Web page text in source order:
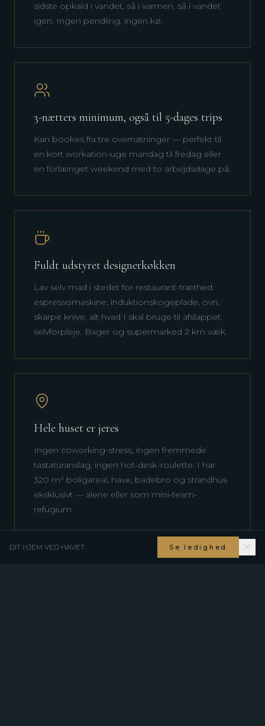
sidste opkald i vandet, så i varmen, så i vandet
igen. Ingen pendling, ingen kø.
3-nætters minimum, også til 5-dages trips
Kan bookes fra tre overnatninger — perfekt til
en kort workation-uge mandag til fredag eller
en forlænget weekend med to arbejdsdage på.
Fuldt udstyret designerkøkken
Lav selv mad i stedet for restaurant-træthed:
espressomaskine, induktionskogeplade, ovn,
skarpe knive, alt hvad I skal bruge til afslappet
selvforpleje. Bager og supermarked 2 km væk.
Hele huset er jeres
Ingen coworking-stress, ingen fremmede
tastaturanslag, ingen hot-desk-roulette: I har
320 m² boligareal, have, badebro og strandhus
eksklusivt — alene eller som mini-team-
refugium.
DIT HJEM VED HAVET Se ledighed